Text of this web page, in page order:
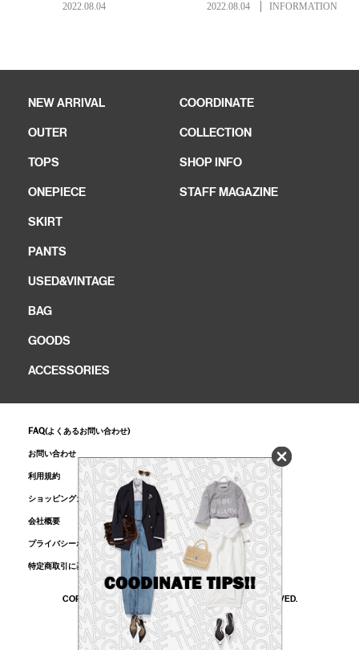
2022.08.04 2022.08.04 INFORMATION
NEW ARRIVAL
OUTER
TOPS
ONEPIECE
SKIRT
PANTS
USED&VINTAGE
BAG
GOODS
ACCESSORIES
COORDINATE
COLLECTION
SHOP INFO
STAFF MAGAZINE
FAQ(よくあるお問い合わせ)
お問い合わせ
利用規約
ショッピングガイド
会社概要
プライバシーポリシー
特定商取引に基づく表記
COPYRIGHT © MELROSE CO., LTD. ALL RIGHTS RESERVED.